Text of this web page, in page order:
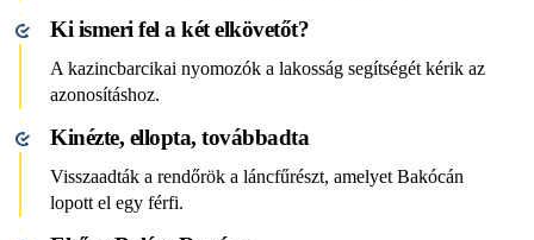
Ki ismeri fel a két elkövetőt?
A kazincbarcikai nyomozók a lakosság segítségét kérik az
azonosításhoz.
Kinézte, ellopta, továbbadta
Visszaadták a rendőrök a láncfűrészt, amelyet Bakócán
lopott el egy férfi.